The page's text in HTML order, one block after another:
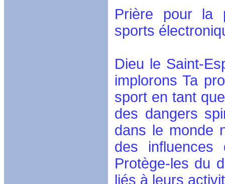
Prière pour la
sports
Dieu le Saint-
implorons Ta
sport en tant
des dangers
dans le monde
des
Protège-les du
liés à leurs